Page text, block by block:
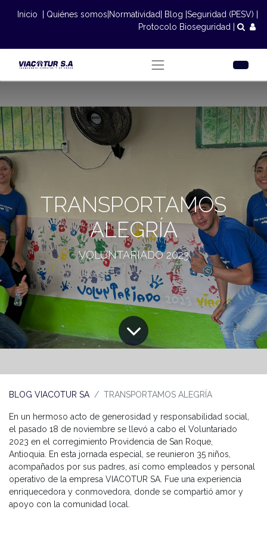
Inicio Quiénes somos Normatividad Blog Seguridad (PESV)
Protocolo Bioseguridad
TRANSPORTAMOS
ALEGRÍA
VOLUNTARIADO 2023
BLOG VIACOTUR SA TRANSPORTAMOS ALEGRÍA
En un hermoso acto de generosidad y responsabilidad social,
el pasado 18 de noviembre se llevó a cabo el Voluntariado
2023 en el corregimiento Providencia de San Roque,
Antioquia. En esta jornada especial, se reunieron 35 niños,
acompañados por sus padres, así como empleados y personal
operativo de la empresa VIACOTUR SA. Fue una experiencia
enriquecedora y conmovedora, donde se compartió amor y
apoyo con la comunidad local.